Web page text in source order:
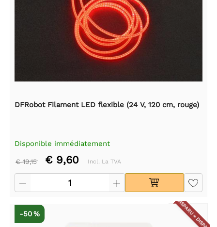
DFRobot Filament LED flexible (24 V, 120 cm, rouge)
Disponible immédiatement
€ 19,15 € 9,60 Incl. La TVA
DISPARU = DISPARU
-50 %